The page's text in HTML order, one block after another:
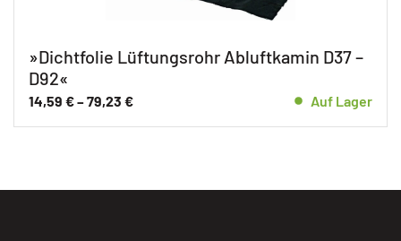
»Dichtfolie Lüftungsrohr Abluftkamin D37 –
D92«
14,59 €–79,23 € Auf Lager